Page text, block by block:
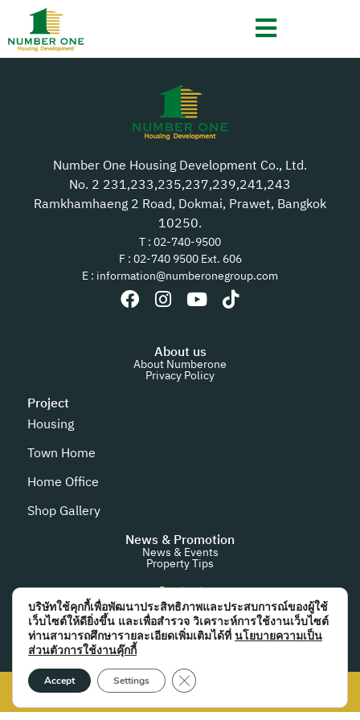
2015
Number One Housing Development Co., Ltd.
No. 2 231,233,235,237,239,241,243
Ramkhamhaeng 2 Road, Dokmai, Prawet, Bangkok
10250.
T : 02-740-9500
F : 02-740 9500 Ext. 606
E : information@numberonegroup.com
About us
About Numberone
Privacy Policy
Project
Housing
Town Home
Home Office
Shop Gallery
News & Promotion
News & Events
Property Tips
Contact
Contact us
Work with us
Sell the Land
Apply for Agent
Copyright © 2024 Number One Housing All rights Reserved.
บริษัทใช้คุกกี้เพื่อพัฒนาประสิทธิภาพและประสบการณ์ของผู้ใช้
เว็บไซต์ให้ดียิ่งขึ้น และเพื่อสำรวจ วิเคราะห์การใช้งานเว็บไซต์
ท่านสามารถศึกษารายละเอียดเพิ่มเติมได้ที่ นโยบายความเป็น
ส่วนตัวการใช้งานคุ๊กกี้
Accept Settings Close GDPR Cookie Banner